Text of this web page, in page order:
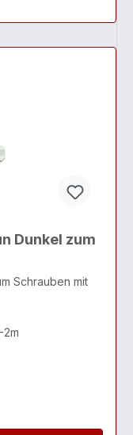
Dunkel zum
Schrauben mit